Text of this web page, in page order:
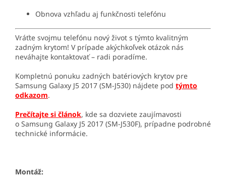
Obnova vzhľadu aj funkčnosti telefónu
Vráťte svojmu telefónu nový život s týmto kvalitným
zadným krytom! V prípade akýchkoľvek otázok nás
neváhajte kontaktovať – radi poradíme.
Kompletnú ponuku zadných batériových krytov pre
Samsung Galaxy J5 2017 (SM-J530) nájdete pod týmto
odkazom.
Prečítajte si článok, kde sa dozviete zaujímavosti
o Samsung Galaxy J5 2017 (SM-J530F), prípadne podrobné
technické informácie.
Montáž: